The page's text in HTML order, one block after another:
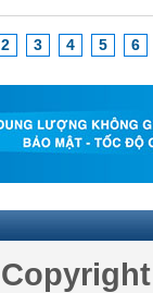
2 3 4 5 6